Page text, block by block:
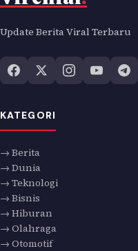
Update Berita Viral Terbaru
KATEGORI
→ Berita
→ Dunia
→ Teknologi
→ Bisnis
→ Hiburan
→ Olahraga
→ Otomotif